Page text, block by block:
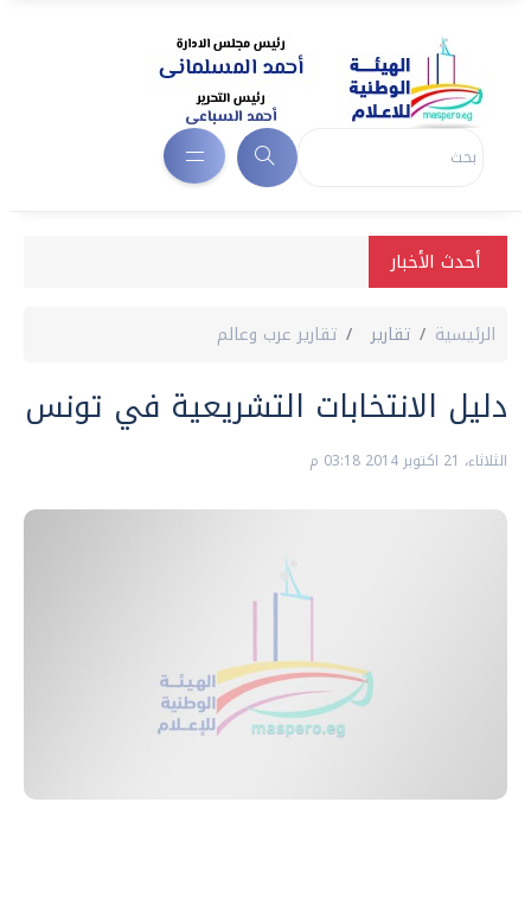
أحدث الأخبار
الرئيسية تقارير تقارير عرب وعالم
دليل الانتخابات التشريعية في تونس
الثلاثاء، 21 اكتوبر 2014 03:18 م